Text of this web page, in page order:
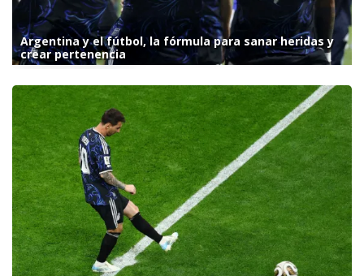
Argentina y el fútbol, la fórmula para sanar heridas y
crear pertenencia